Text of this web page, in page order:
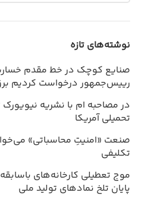
نوشته‌های تازه
صنایع کوچک در خط مقدم
رییس‌جمهور درخواست کردیم
در مصاحبه ام با نشریه نیویورک
تحمیلی آمریکا
صنعت «امنیتِ محاسباتی»
تکلیفی
موج تعطیلی کارخانه‌های
پایان تلخ نمادهای تولید ملی